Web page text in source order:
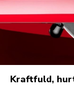
Kraftfuld,